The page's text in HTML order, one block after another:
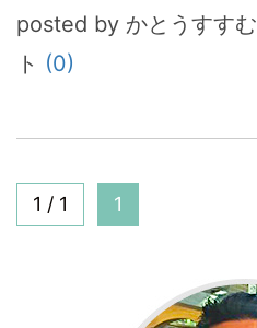
posted by かとうすすむ
ト (0)
1 / 1 1